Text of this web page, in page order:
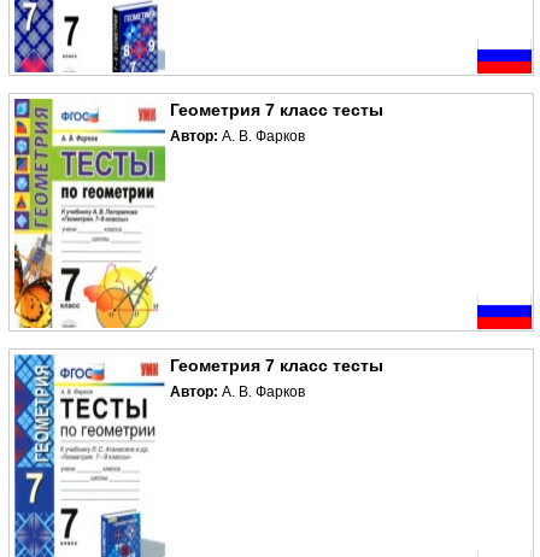
Геометрия 7 класс тесты
Автор: А. В. Фарков
Геометрия 7 класс тесты
Автор: А. В. Фарков